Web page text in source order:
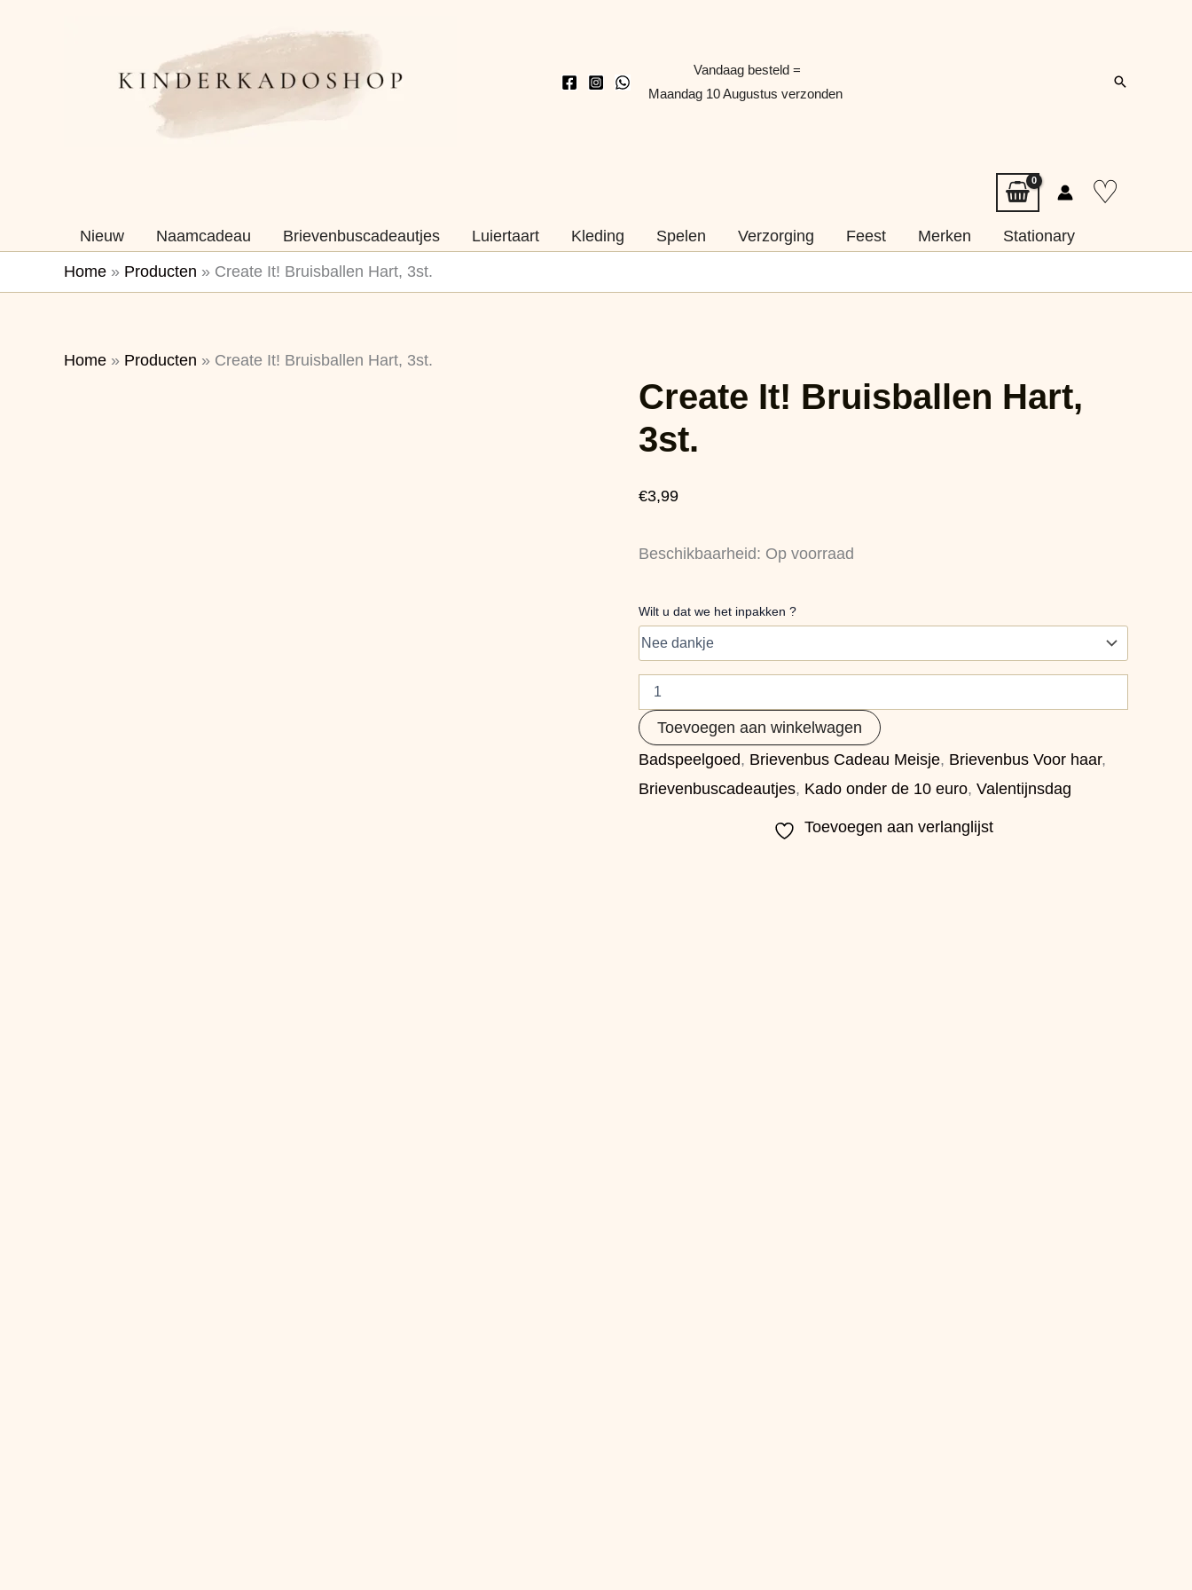
Vandaag besteld =
Maandag 10 Augustus verzonden
Zoeken
♡
Nieuw Naamcadeau Brievenbuscadeautjes Luiertaart Kleding Spelen Verzorging Feest Merken
Stationary
Home » Producten » Create It! Bruisballen Hart, 3st.
Home » Producten » Create It! Bruisballen Hart, 3st.
Create It! Bruisballen Hart,
3st.
€3,99
Beschikbaarheid: Op voorraad
Wilt u dat we het inpakken ?
Bruisballen
Hart,
3st.
aantal
Toevoegen aan winkelwagen
Badspeelgoed, Brievenbus Cadeau Meisje, Brievenbus Voor haar,
Brievenbuscadeautjes, Kado onder de 10 euro, Valentijnsdag
Toevoegen aan verlanglijst